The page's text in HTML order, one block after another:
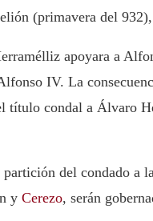
(primavera del
apoyara a
IV. La
título condal a Álvaro
del condado a
y Cerezo, serán